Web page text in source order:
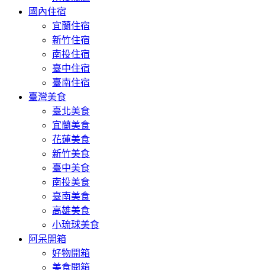
國內住宿
宜蘭住宿
新竹住宿
南投住宿
臺中住宿
臺南住宿
臺灣美食
臺北美食
宜蘭美食
花蓮美食
新竹美食
臺中美食
南投美食
臺南美食
高雄美食
小琉球美食
阿呆開箱
好物開箱
美食開箱